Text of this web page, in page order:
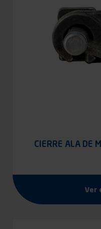
CIERRE ALA DE
Ver